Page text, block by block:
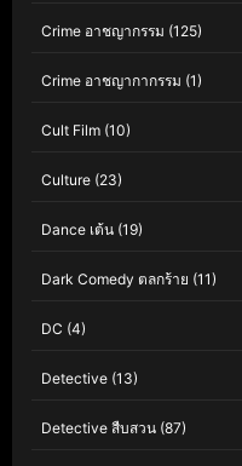
Crime อาชญากรรม (125)
Crime อาชญากากรรม (1)
Cult Film (10)
Culture (23)
Dance เต้น (19)
Dark Comedy ตลกร้าย (11)
DC (4)
Detective (13)
Detective สืบสวน (87)